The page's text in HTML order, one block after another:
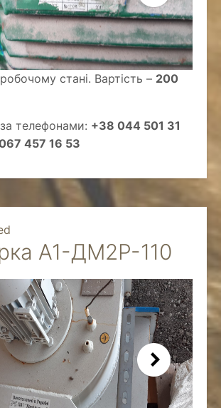
стані. Вартість – 200
телефонами: +38 044 501 31
457 16 53
А1-ДМ2Р-110